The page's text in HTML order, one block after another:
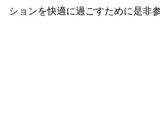
ションを快適に過ごすために是非